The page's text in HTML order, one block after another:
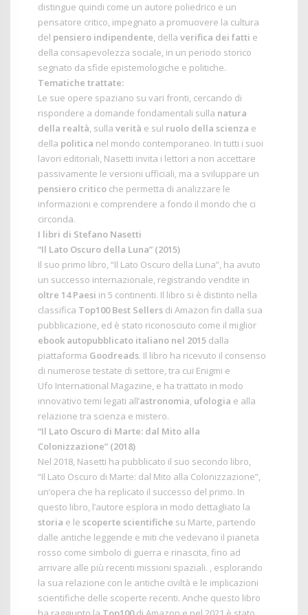
distingue quindi come un autore poliedrico e un
pensatore critico, impegnato a promuovere la cultura
del pensiero indipendente, della verifica dei fatti e
della consapevolezza sociale, in un periodo storico
segnato da sfide epistemologiche e politiche.
Tematiche trattate:
Le sue opere spaziano su vari fronti, cercando di
rispondere a domande fondamentali sulla natura
della realtà, sulla verità e sul ruolo della scienza e
della politica nel mondo contemporaneo. In tutti i suoi
lavori editoriali, Nasetti invita i lettori a non accettare
passivamente le versioni ufficiali, ma a sviluppare un
pensiero critico che permetta di analizzare le
informazioni e comprendere a fondo il mondo che ci
circonda.
I libri di Stefano Nasetti
“Il Lato Oscuro della Luna” (2015)
Il suo primo libro, “Il Lato Oscuro della Luna”, ha avuto
un successo internazionale, registrando vendite in
oltre 14 Paesi in 5 continenti. Il libro si è distinto nella
classifica Top100 Best Sellers di Amazon fin dalla sua
pubblicazione, ed è stato riconosciuto come il miglior
ebook autopubblicato italiano nel 2015 dalla
piattaforma Goodreads. Il libro ha ricevuto il consenso
di numerose testate di settore, tra cui Enigmi e
Ufo International Magazine, e ha trattato in modo
innovativo temi legati all’astronomia, ufologia e alla
relazione tra scienza e mistero.
“Il Lato Oscuro di Marte: dal Mito alla
Colonizzazione” (2018)
Nel 2018, Nasetti ha pubblicato il suo secondo libro,
“Il Lato Oscuro di Marte: dal Mito alla Colonizzazione”,
un’opera che ha replicato il successo del primo. In
questo libro, l’autore esplora in modo dettagliato la
storia e le scoperte scientifiche su Marte, partendo
dalle antiche leggende e miti che vedevano il pianeta
rosso come simbolo di guerra e rinascita, fino ad
arrivare alle più recenti missioni spaziali. , esplorando
la sua relazione con le antiche civiltà e le implicazioni
scientifiche delle scoperte recenti. Anche questo libro